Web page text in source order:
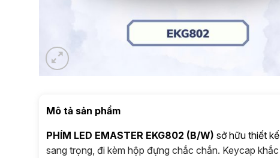
Mô tả sản phẩm
PHÍM LED EMASTER EKG802 (B/W) sở hữu thiết
sang trọng, đi kèm hộp đựng chắc chắn. Keycap